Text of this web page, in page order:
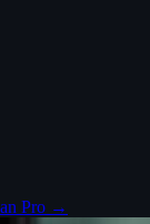
Pro →